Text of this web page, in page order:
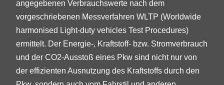
angegebenen Verbrauchswerte nach dem
vorgeschriebenen Messverfahren WLTP (Worldwide
harmonised Light-duty vehicles Test Procedures)
ermittelt. Der Energie-, Kraftstoff- bzw. Stromverbrauch
und der CO2-Ausstoß eines Pkw sind nicht nur von
der effizienten Ausnutzung des Kraftstoffs durch den